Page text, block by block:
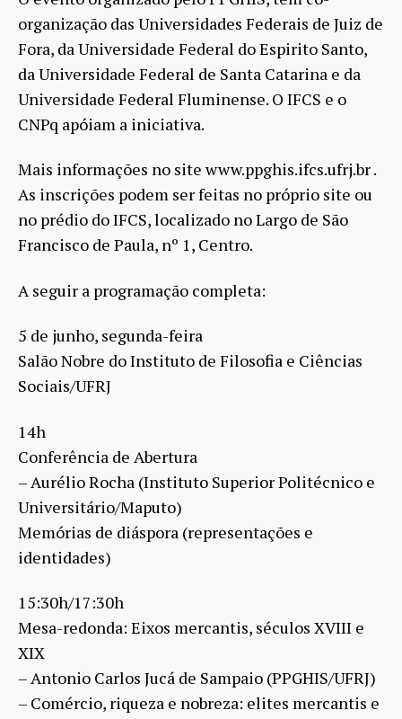
organização das Universidades Federais de Juiz de
Fora, da Universidade Federal do Espirito Santo,
da Universidade Federal de Santa Catarina e da
Universidade Federal Fluminense. O IFCS e o
CNPq apóiam a iniciativa.
Mais informações no site www.ppghis.ifcs.ufrj.br .
As inscrições podem ser feitas no próprio site ou
no prédio do IFCS, localizado no Largo de São
Francisco de Paula, nº 1, Centro.
A seguir a programação completa:
5 de junho, segunda-feira
Salão Nobre do Instituto de Filosofia e Ciências
Sociais/UFRJ
14h
Conferência de Abertura
– Aurélio Rocha (Instituto Superior Politécnico e
Universitário/Maputo)
Memórias de diáspora (representações e
identidades)
15:30h/17:30h
Mesa-redonda: Eixos mercantis, séculos XVIII e
XIX
– Antonio Carlos Jucá de Sampaio (PPGHIS/UFRJ)
– Comércio, riqueza e nobreza: elites mercantis e